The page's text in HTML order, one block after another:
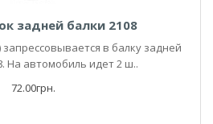
задней балки 2108
в балку задней
На автомобиль идет 2 ш..
72.00грн.